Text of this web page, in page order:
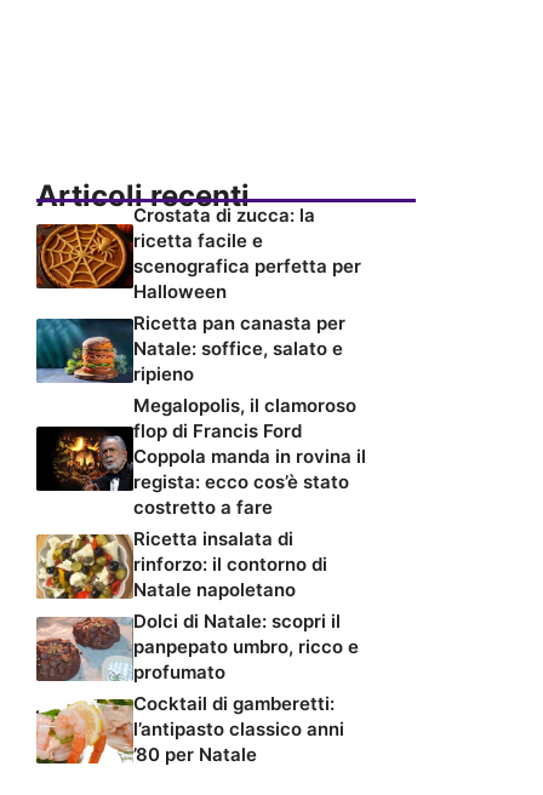
Articoli recenti
Crostata di zucca: la
ricetta facile e
scenografica perfetta per
Halloween
Ricetta pan canasta per
Natale: soffice, salato e
ripieno
Megalopolis, il clamoroso
flop di Francis Ford
Coppola manda in rovina il
regista: ecco cos’è stato
costretto a fare
Ricetta insalata di
rinforzo: il contorno di
Natale napoletano
Dolci di Natale: scopri il
panpepato umbro, ricco e
profumato
Cocktail di gamberetti:
l’antipasto classico anni
’80 per Natale